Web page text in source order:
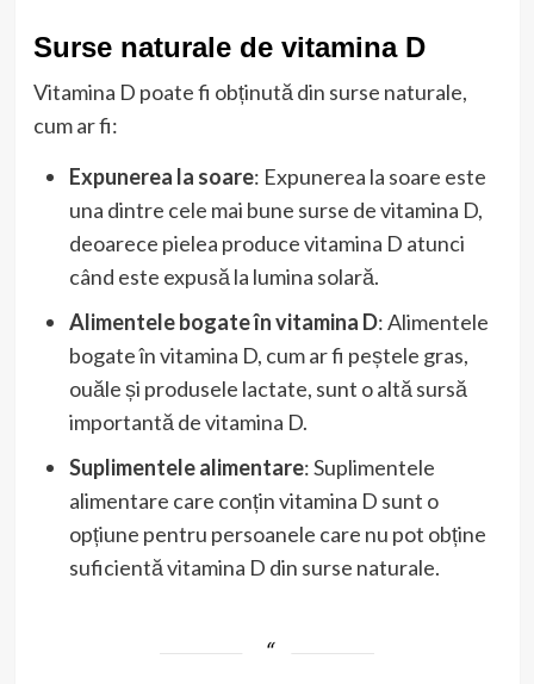
Surse naturale de vitamina D
Vitamina D poate fi obținută din surse naturale,
cum ar fi:
Expunerea la soare: Expunerea la soare este
una dintre cele mai bune surse de vitamina D,
deoarece pielea produce vitamina D atunci
când este expusă la lumina solară.
Alimentele bogate în vitamina D: Alimentele
bogate în vitamina D, cum ar fi peștele gras,
ouăle și produsele lactate, sunt o altă sursă
importantă de vitamina D.
Suplimentele alimentare: Suplimentele
alimentare care conțin vitamina D sunt o
opțiune pentru persoanele care nu pot obține
suficientă vitamina D din surse naturale.